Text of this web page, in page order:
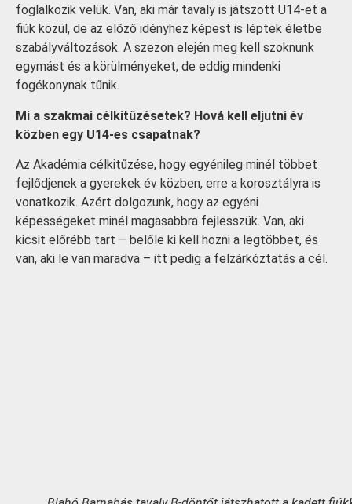
foglalkozik velük. Van, aki már tavaly is játszott U14-et a
fiúk közül, de az előző idényhez képest is léptek életbe
szabályváltozások. A szezon elején meg kell szoknunk
egymást és a körülményeket, de eddig mindenki
fogékonynak tűnik.
Mi a szakmai célkitűzésetek? Hová kell eljutni év
közben egy U14-es csapatnak?
Az Akadémia célkitűzése, hogy egyénileg minél többet
fejlődjenek a gyerekek év közben, erre a korosztályra is
vonatkozik. Azért dolgozunk, hogy az egyéni
képességeket minél magasabbra fejlesszük. Van, aki
kicsit előrébb tart – belőle ki kell hozni a legtöbbet, és
van, aki le van maradva – itt pedig a felzárkóztatás a cél.